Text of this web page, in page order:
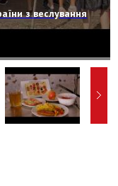
з веслування